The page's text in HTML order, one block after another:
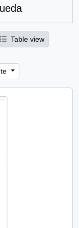
Table view